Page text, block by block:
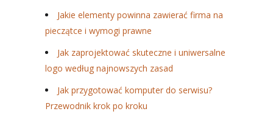
Jakie elementy powinna zawierać firma na
pieczątce i wymogi prawne
Jak zaprojektować skuteczne i uniwersalne
logo według najnowszych zasad
Jak przygotować komputer do serwisu?
Przewodnik krok po kroku